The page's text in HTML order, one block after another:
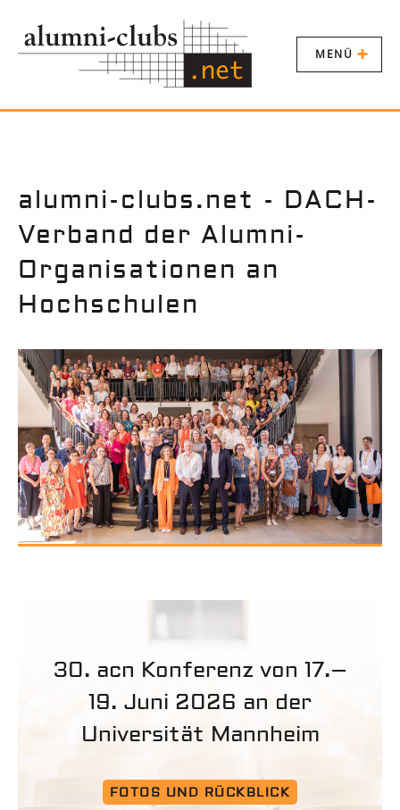
MENÜ
alumni-clubs.net - DACH-
Verband der Alumni-
Organisationen an
Hochschulen
30. acn Konferenz von 17.–
19. Juni 2026 an der
Universität Mannheim
FOTOS UND RÜCKBLICK